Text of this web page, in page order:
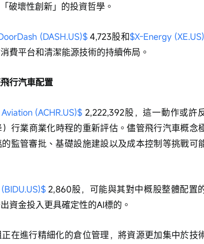
破壞性創新」的投資哲學。
(DASH.US)$ 4,723股和$X-Energy
費平台和清潔能源技術的持續佈局。
行汽車配置
(ACHR.US)$ 2,222,392股，這一動作或許
行業商業化時程的重新評估。儘管飛行汽車概念
監管審批、基礎設施建設以及成本控制等挑戰可
2,860股，可能與其對中概股整體配置
資金投入更具確定性的AI標的。
在進行精細化的倉位管理，將資源更加集中於技